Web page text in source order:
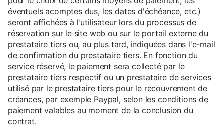
éventuels acomptes dus, les dates d'échéance, etc.)
seront affichées à l'utilisateur lors du processus de
réservation sur le site web ou sur le portail externe du
prestataire tiers ou, au plus tard, indiquées dans l'e-mail
de confirmation du prestataire tiers. En fonction du
service réservé, le paiement sera collecté par le
prestataire tiers respectif ou un prestataire de services
utilisé par le prestataire tiers pour le recouvrement de
créances, par exemple Paypal, selon les conditions de
paiement valables au moment de la conclusion du
contrat.